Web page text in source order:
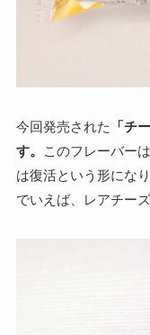
今回発売された
「チ
す。
このフレーバー
は復活という形にな
でいえば、レアチー